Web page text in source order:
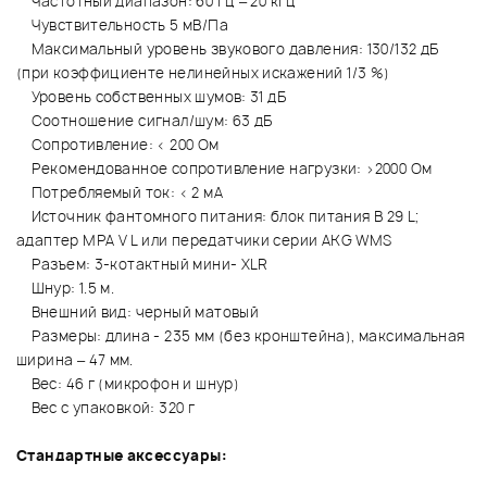
Чувствительность 5 мВ/Па
Максимальный уровень звукового давления: 130/132 дБ
(при коэффициенте нелинейных искажений 1/3 %)
Уровень собственных шумов: 31 дБ
Соотношение сигнал/шум: 63 дБ
Сопротивление: < 200 Ом
Рекомендованное сопротивление нагрузки: >2000 Ом
Потребляемый ток: < 2 мА
Источник фантомного питания: блок питания B 29 L;
адаптер MPA V L или передатчики серии AKG WMS
Разъем: 3-котактный мини- XLR
Шнур: 1.5 м.
Внешний вид: черный матовый
Размеры: длина - 235 мм (без кронштейна), максимальная
ширина – 47 мм.
Вес: 46 г (микрофон и шнур)
Вес с упаковкой: 320 г
Стандартные аксессуары: